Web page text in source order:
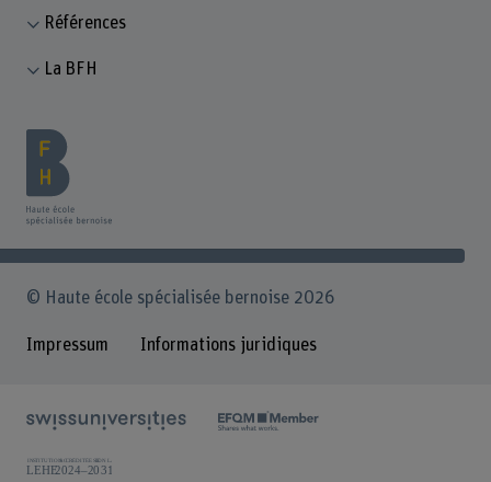
Références
La BFH
© Haute école spécialisée bernoise 2026
Impressum Informations juridiques